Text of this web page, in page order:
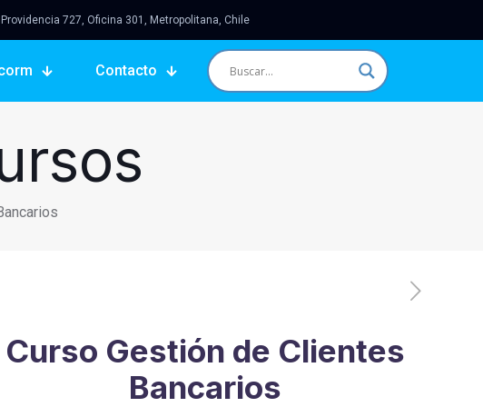
Providencia 727, Oficina 301, Metropolitana, Chile
Contacto
Curso Gestión de Clientes
Bancarios